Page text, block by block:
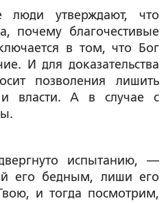
люди утверждают, что
почему благочестивые
в том, что Бог
И для доказательства
позволения лишить
и власти. А в случае с
испытанию, —
его бедным, лиши его
и тогда посмотрим,